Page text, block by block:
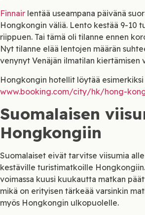
Finnair lentää useampana päivänä
Hongkongin väliä. Lento kestää 9-10
riippuen. Tai tämä oli tilanne ennen
Nyt tilanne elää lentojen määrän
venynyt Venäjän ilmatilan kiertämisen
Hongkongin hotellit löytää esimerkiksi
www.booking.com/city/hk/hong-
Suomalaisen
Hongkongiin
Suomalaiset eivät tarvitse viisumia
kestäville turistimatkoille
voimassa kuusi kuukautta matkan
mikä on erityisen tärkeää varsinkin
myös Hongkongin ulkopuolelle.